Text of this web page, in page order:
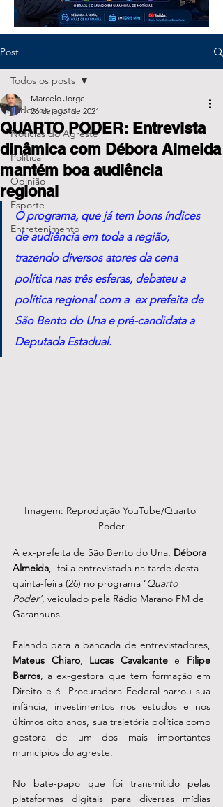
Post
Todos os posts
Notícias do Agreste
Política
Opinião
Esporte
Entretenimento
Todos os posts
QUARTO PODER: Entrevista
dinâmica com Débora Almeida
mantém boa audiência
regional
Marcelo Jorge
26 de ago. de 2021
O programa, que já tem bons índices
de audiência em toda a região,
trazendo diversos atores da cena
política nas três esferas, debateu a
política regional com a  ex prefeita de
São Bento do Una e pré-candidata a
Deputada Estadual.
Imagem: Reprodução YouTube/Quarto
Poder
A ex-prefeita de São Bento do Una, Débora
Almeida,  foi a entrevistada na tarde desta
quinta-feira (26) no programa ‘Quarto
Poder’, veiculado pela Rádio Marano FM de
Garanhuns.
Mateus Chiaro, Lucas Cavalcante e Filipe
Barros, a ex-gestora que tem formação em
Direito e é  Procuradora Federal narrou sua
infância, investimentos nos estudos e nos
últimos oito anos, sua trajetória política como
gestora de um dos mais importantes
municípios do agreste.
No bate-papo que foi transmitido pelas
plataformas digitais para diversas mídias